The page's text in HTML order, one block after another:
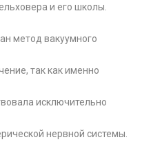
и его школы.
метод вакуумного
так как именно
исключительно
нервной системы.